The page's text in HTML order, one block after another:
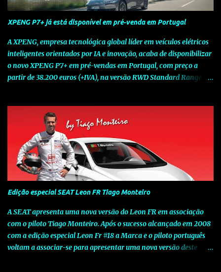
XPENG P7+ já está disponível em pré-venda em Portugal
A XPENG, empresa tecnológica global líder em veículos elétricos
inteligentes orientados por IA e inovação, acaba de disponibilizar
o novo XPENG P7+ em pré-vendas em Portugal, com preço a
partir de 38.200 euros (+IVA), na versão RWD Standard Range.
num momento decisivo, em que a indústria automóvel evolui da
mobilidade baseada na potência para a mobilidade baseada na
inteligência. Concebido como um fastback preparado para o
futuro e otimizado por Inteligência Artificial (IA), o novo XPENG
P7+ combina uma arquitetura inteligente avançada, um espaço
de referência no segmento e grande versatilidade para viagens,
respondendo às exigências do quotidiano europeu e refletindo o
compromisso de longo prazo da XPENG com a mobilidade
elétrica centrada no utilizador. O novo XPENG P7+ destaca-se
pela exclusividade do chip TURING AI, que oferece até 750 TOPS
de capacidade de computaç...
Edição especial SEAT Leon FR Tiago Monteiro
A SEAT apresenta uma nova versão do Leon FR em associação
com o piloto Tiago Monteiro. Após o sucesso alcançado em 2008
com a edição especial Leon Fr #18 a Marca e o piloto português
voltam a associar-se para apresentar uma nova versão deste